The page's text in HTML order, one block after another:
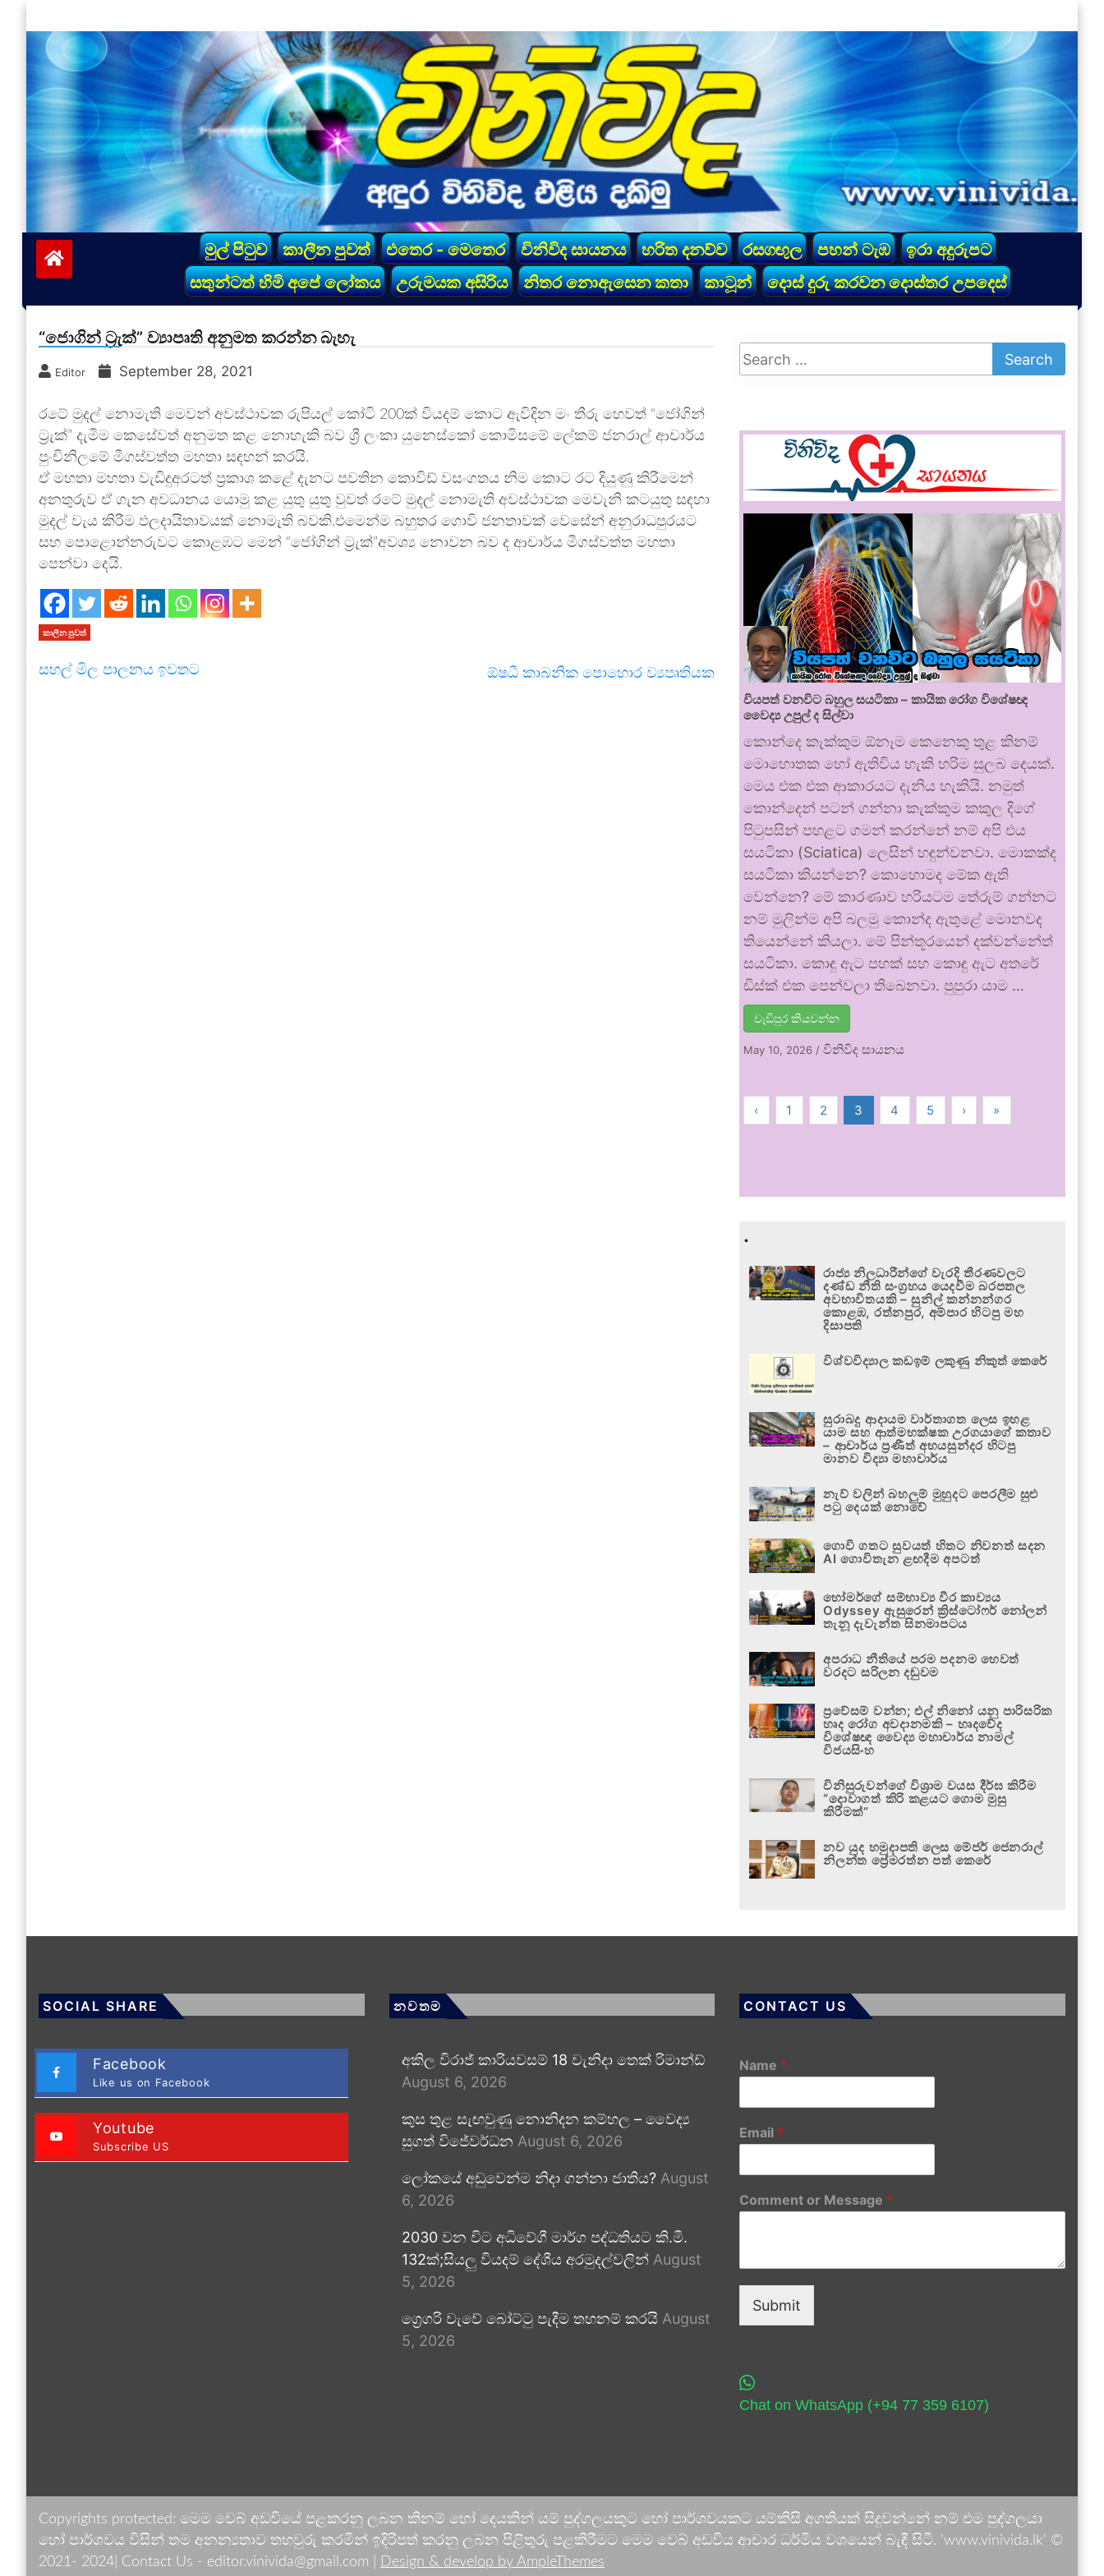
to
content
vinivida.lk
මුල් පිටුව කාලීන පුවත් එතෙර - මෙතෙර විනිවිද සායනය හරිත දනව්ව රසගඟුල පහන් ටැඹ
ඉරා අදුරුපට
සතුන්ටත් හිමි අපේ ලෝකය
උරුමයක අසිරිය නිතර නොඇසෙන කතා කාටූන් දොස් දුරු කරවන දොස්තර උපදෙස්
“ජොගින් ට්‍රැක්” ව්‍යාපෘති අනුමත කරන්න බැහැ
Editor September 28, 2021
රටේ මුදල් නොමැති මෙවන් අවස්ථාවක රුපියල් කෝටි 200ක් වියදම් කොට ඇවිදින මං තීරු හෙවත් “ජෝගින්
ට්‍රැක්” දැමීම කෙසේවත් අනුමත කළ නොහැකි බව ශ්‍රී ලංකා යුනෙස්කෝ කොමිසමේ ලේකම් ජනරාල් ආචාර්ය
පුංචිනිලමේ මීගස්වත්ත මහතා සඳහන් කරයි.
ඒ මහතා මහතා වැඩිදුඅරටත් ප්‍රකාශ කළේ දැනට පවතින කොවිඩ් වසංගතය නිම කොට රට දියුණු කිරීමෙන්
අනතුරුව ඒ ගැන අවධානය යොමු කළ යුතු යුතු වුවත් රටේ මුදල් නොමැති අවස්ථාවක මෙවැනි කටයුතු සඳහා
මුදල් වැය කිරීම ඵලදායිතාවයක් නොමැති බවකි.එමෙන්ම බහුතර ගොවි ජනතාවක් වෙසේන් අනුරාධපුරයට
සහ පොළොන්නරුවට කොළඹට මෙන් “ජෝගින් ට්‍රැක්”අවශ්‍ය නොවන බව ද ආචාර්ය මීගස්වත්ත මහතා
පෙන්වා දෙයි.
කාලීන පුවත්
සහල් මිල පාලනය ඉවතට ඕෂධී කාබනික පොහොර ව්‍යපෘතියක
වියපත් වනවිට බහුල සයටිකා – කායික රෝග විශේෂඥ
වෛද්‍ය උපුල් ද සිල්වා
කොන්දෙ කැක්කුම ඕනෑම කෙනෙකු තුළ කිනම්
මොහොතක හෝ ඇතිවිය හැකි හරිම සුලබ දෙයක්.
මෙය එක එක ආකාරයට දැනිය හැකියි. නමුත්
කොන්දෙන් පටන් ගන්නා කැක්කුම කකුල දිගේ
පිටුපසින් පහළට ගමන් කරන්නේ නම් අපි එය
සයටිකා (Sciatica) ලෙසින් හඳුන්වනවා. මොකක්ද
සයටිකා කියන්නෙ? කොහොමද මේක ඇති
වෙන්නෙ? මේ කාරණාව හරියටම තේරුම් ගන්නට
නම් මුලින්ම අපි බලමු කොන්ද ඇතුළේ මොනවද
තියෙන්නේ කියලා. මේ පින්තූරයෙන් දක්වන්නේත්
සයටිකා. කොඳු ඇට පහක් සහ කොඳු ඇට අතරේ
ඩිස්ක් එක පෙන්වලා තිබෙනවා. පුපුරා යාම …
වැඩිපුර කියවන්න
May 10, 2026 /විනිවිද සායනය
‹ 1 2 3 4 5 › »
.
රාජ්‍ය නිලධාරීන්ගේ වැරදි තීරණවලට
දණ්ඩ නීති සංග්‍රහය යෙදවීම බරපතල
අවභාවිතයකි – සුනිල් කන්නන්ගර
කොළඹ, රත්නපුර, අම්පාර හිටපු මහ
දිසාපති
විශ්වවිද්‍යාල කඩඉම් ලකුණු නිකුත් කෙරේ
සුරාබදු ආදායම වාර්තාගත ලෙස ඉහළ
යාම සහ ආත්මභක්ෂක උරගයාගේ කතාව
– ආචාර්ය ප්‍රණීත් අභයසුන්දර හිටපු
මානව විද්‍යා මහාචාර්ය
නැව් වලින් බහලුම් මුහුදට පෙරලීම සුළු
පටු දෙයක් නොවේ
ගොවි ගතට සුවයත් හිතට නිවනත් සදන
AI ගොවිතැන ළඟදීම අපටත්
හෝමර්ගේ සම්භාව්‍ය වීර කාව්‍යය
Odyssey ඇසුරෙන් ක්‍රිස්ටෝෆර් නෝලන්
තැනූ දැවැන්ත සිනමාපටය
අපරාධ නීතියේ පරම පදනම හෙවත්
වරදට සරිලන දඬුවම
ප්‍රවේසම් වන්න; එල් නිනෝ යනු පාරිසරික
හෘද රෝග අවදානමකි – හෘදවේද
විශේෂඥ වෛද්‍ය මහාචාර්ය නාමල්
විජයසිංහ
විනිසුරුවන්ගේ විශ්‍රාම වයස දීර්ඝ කිරීම
“දොවාගත් කිරි කළයට ගොම මුසු
කිරීමක්”
නව යුද හමුදාපති ලෙස මේජර් ජෙනරාල්
නිලන්ත ප්‍රේමරත්න පත් කෙරේ
SOCIAL SHARE
Facebook
Like us on Facebook
Youtube
Subscribe US
නවතම
අකිල විරාජ් කාරියවසම් 18 වැනිදා තෙක් රිමාන්ඩ්
August 6, 2026
කුස තුළ සැඟවුණු නොනිදන කම්හල – වෛද්‍ය
සුගත් විජේවර්ධන August 6, 2026
ලෝකයේ අඩුවෙන්ම නිදා ගන්නා ජාතිය? August
6, 2026
2030 වන විට අධිවේගී මාර්ග පද්ධතියට කි.මී.
132ක්;සියලු වියදම් දේශීය අරමුදල්වලින් August
5, 2026
ග්‍රෙගරි වැවේ බෝට්ටු පැදීම තහනම් කරයි August
5, 2026
CONTACT US
Name *
Email *
Comment or Message *
Submit
Chat on WhatsApp (+94 77 359 6107)
Copyrights protected: මෙම වෙබ් අඩවියේ පළකරනු ලබන කිනම් හෝ දෙයකින් යම් පුද්ගලයකුට හෝ පාර්ශවයකට යම්කිසි අගතියක් සිදුවන්නේ නම් එම පුද්ගලයා
හෝ පාර්ශවය විසින් තම අනන්‍යතාව තහවුරු කරමින් ඉදිරිපත් කරනු ලබන පිළිතුරු පළකිරීමට මෙම වෙබ් අඩවිය ආචාර ධර්මීය වශයෙන් බැඳී සිටී. 'www.vinivida.lk' ©
2021- 2024| Contact Us - editor.vinivida@gmail.com |
Design & develop by AmpleThemes